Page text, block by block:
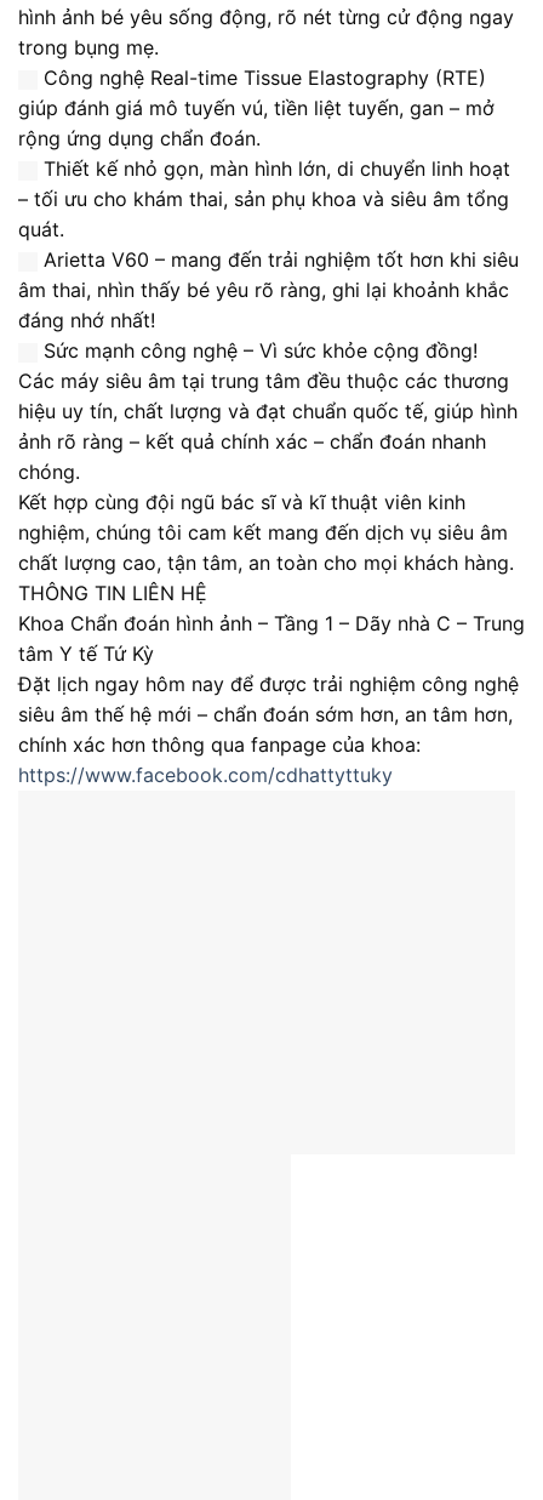
hình ảnh bé yêu sống động, rõ nét từng cử động ngay
trong bụng mẹ.
Công nghệ Real-time Tissue Elastography (RTE)
giúp đánh giá mô tuyến vú, tiền liệt tuyến, gan – mở
rộng ứng dụng chẩn đoán.
Thiết kế nhỏ gọn, màn hình lớn, di chuyển linh hoạt
– tối ưu cho khám thai, sản phụ khoa và siêu âm tổng
quát.
Arietta V60 – mang đến trải nghiệm tốt hơn khi siêu
âm thai, nhìn thấy bé yêu rõ ràng, ghi lại khoảnh khắc
đáng nhớ nhất!
Sức mạnh công nghệ – Vì sức khỏe cộng đồng!
Các máy siêu âm tại trung tâm đều thuộc các thương
hiệu uy tín, chất lượng và đạt chuẩn quốc tế, giúp hình
ảnh rõ ràng – kết quả chính xác – chẩn đoán nhanh
chóng.
Kết hợp cùng đội ngũ bác sĩ và kĩ thuật viên kinh
nghiệm, chúng tôi cam kết mang đến dịch vụ siêu âm
chất lượng cao, tận tâm, an toàn cho mọi khách hàng.
THÔNG TIN LIÊN HỆ
Khoa Chẩn đoán hình ảnh – Tầng 1 – Dãy nhà C – Trung
tâm Y tế Tứ Kỳ
Đặt lịch ngay hôm nay để được trải nghiệm công nghệ
siêu âm thế hệ mới – chẩn đoán sớm hơn, an tâm hơn,
chính xác hơn thông qua fanpage của khoa:
https://www.facebook.com/cdhattyttuky